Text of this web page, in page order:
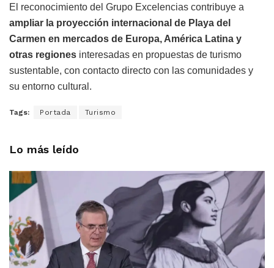
El reconocimiento del Grupo Excelencias contribuye a
ampliar la proyección internacional de Playa del
Carmen en mercados de Europa, América Latina y
otras regiones interesadas en propuestas de turismo
sustentable, con contacto directo con las comunidades y
su entorno cultural.
Tags: Portada Turismo
Lo más leído